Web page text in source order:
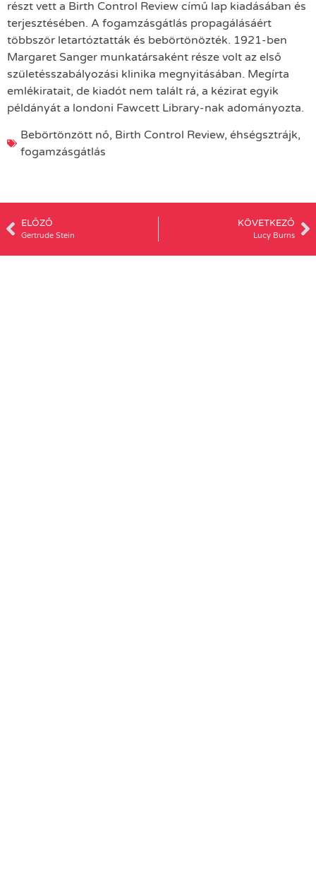
részt vett a Birth Control Review című lap kiadásában és
terjesztésében. A fogamzásgátlás propagálásáért
többször letartóztatták és bebörtönözték. 1921-ben
Margaret Sanger munkatársaként része volt az első
születésszabályozási klinika megnyitásában. Megírta
emlékiratait, de kiadót nem talált rá, a kézirat egyik
példányát a londoni Fawcett Library-nak adományozta.
Bebörtönzött nő, Birth Control Review, éhségsztrájk,
fogamzásgátlás
ELŐZŐ
Gertrude Stein
KÖVETKEZŐ
Lucy Burns